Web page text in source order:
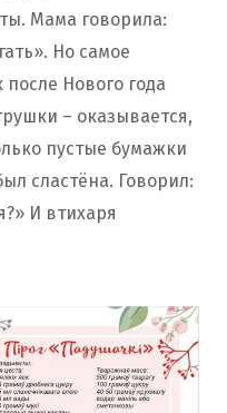
Мама говорила:
Но самое
Нового года
– оказывается,
пустые бумажки
сластёна. Говорил:
И втихаря